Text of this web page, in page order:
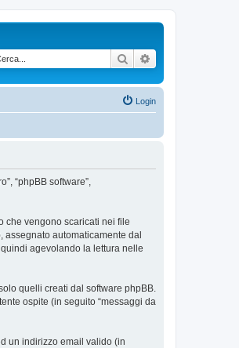
Cerca
Login
“phpBB software”,
che vengono scaricati nei file
assegnato automaticamente dal
agevolando la lettura nelle
quelli creati dal software phpBB.
ospite (in seguito “messaggi da
un indirizzo email valido (in